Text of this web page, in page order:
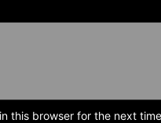
this browser for the next